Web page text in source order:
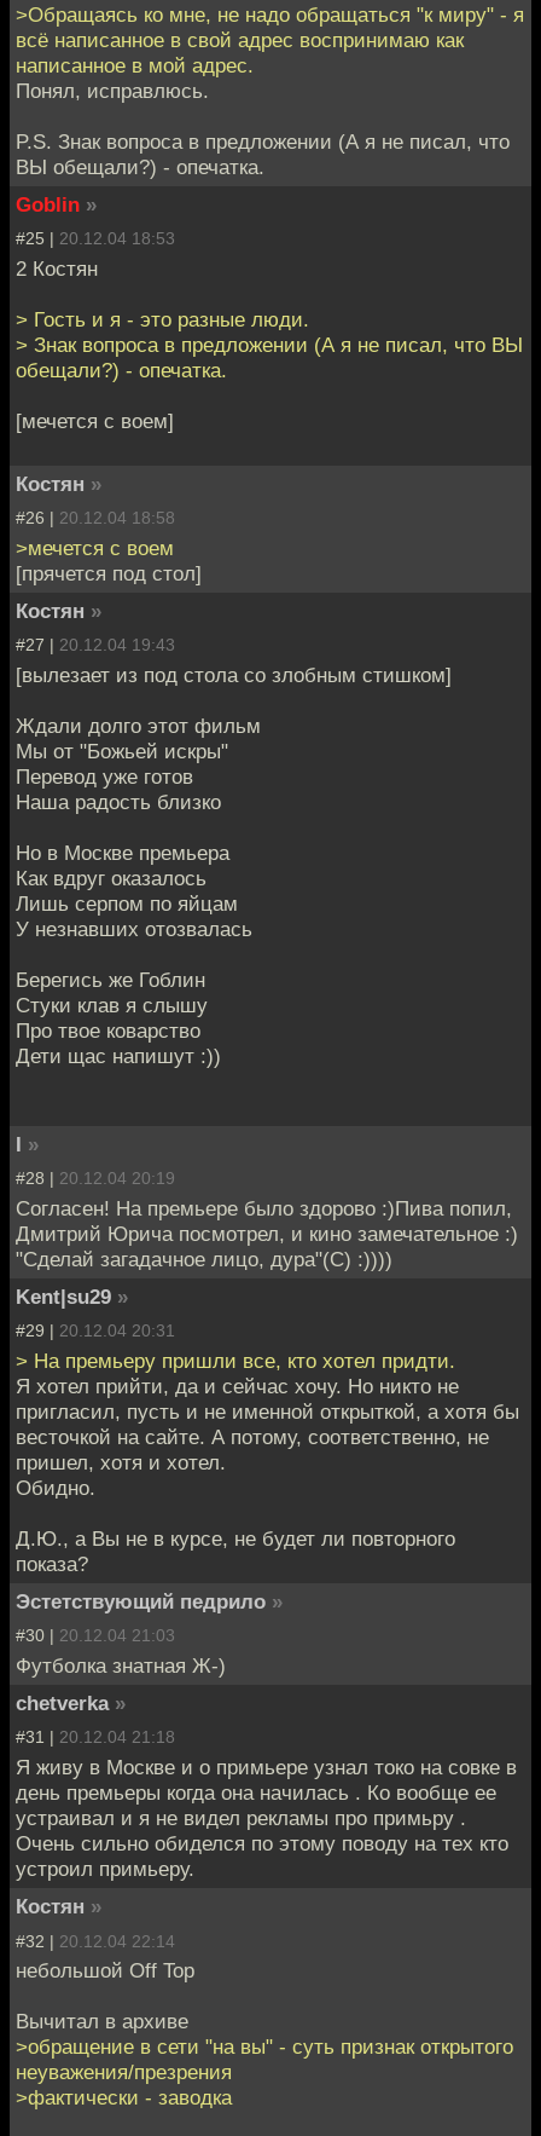
>Обращаясь ко мне, не надо обращаться "к миру" - я
всё написанное в свой адрес воспринимаю как
написанное в мой адрес.
Понял, исправлюсь.
P.S. Знак вопроса в предложении (А я не писал, что
ВЫ обещали?) - опечатка.
Goblin »
#25 | 20.12.04 18:53
2 Костян
> Гость и я - это разные люди.
> Знак вопроса в предложении (А я не писал, что ВЫ
обещали?) - опечатка.
[мечется с воем]
Костян »
#26 | 20.12.04 18:58
>мечется с воем
[прячется под стол]
Костян »
#27 | 20.12.04 19:43
[вылезает из под стола со злобным стишком]
Ждали долго этот фильм
Мы от "Божьей искры"
Перевод уже готов
Наша радость близко
Но в Москве премьера
Как вдруг оказалось
Лишь серпом по яйцам
У незнавших отозвалась
Берегись же Гоблин
Стуки клав я слышу
Про твое коварство
Дети щас напишут :))
I »
#28 | 20.12.04 20:19
Согласен! На премьере было здорово :)Пива попил,
Дмитрий Юрича посмотрел, и кино замечательное :)
"Сделай загадачное лицо, дура"(С) :))))
Kent|su29 »
#29 | 20.12.04 20:31
> На премьеру пришли все, кто хотел придти.
Я хотел прийти, да и сейчас хочу. Но никто не
пригласил, пусть и не именной открыткой, а хотя бы
весточкой на сайте. А потому, соответственно, не
пришел, хотя и хотел.
Обидно.
Д.Ю., а Вы не в курсе, не будет ли повторного
показа?
Эстетствующий педрило »
#30 | 20.12.04 21:03
Футболка знатная Ж-)
chetverka »
#31 | 20.12.04 21:18
Я живу в Москве и о примьере узнал токо на совке в
день премьеры когда она начилась . Ко вообще ее
устраивал и я не видел рекламы про примьру .
Очень сильно обиделся по этому поводу на тех кто
устроил примьеру.
Костян »
#32 | 20.12.04 22:14
небольшой Off Top
Вычитал в архиве
>обращение в сети "на вы" - суть признак открытого
неуважения/презрения
>фактически - заводка